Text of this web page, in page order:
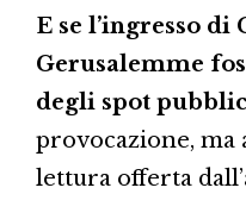
E se l’ingresso di
Gerusalemme
degli spot
provocazione, ma
lettura offerta